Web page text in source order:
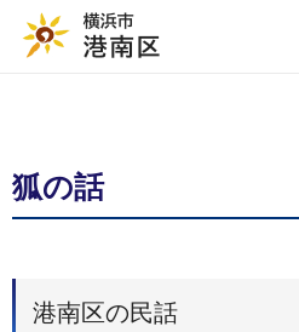
狐の話
港南区の民話